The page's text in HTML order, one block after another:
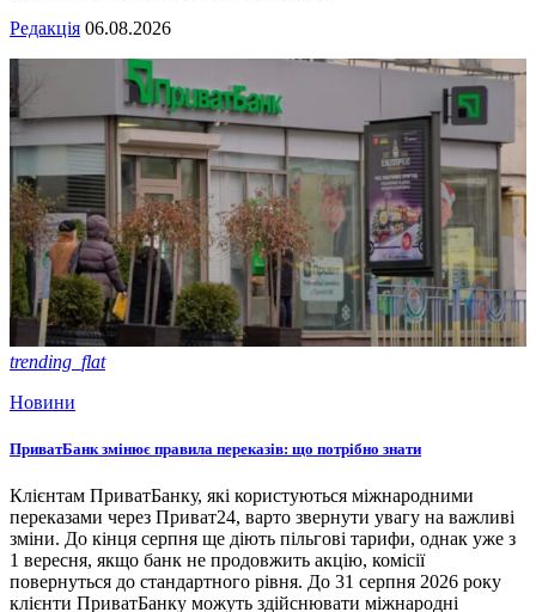
Редакція 06.08.2026
trending_flat
Новини
ПриватБанк змінює правила переказів: що потрібно знати
Клієнтам ПриватБанку, які користуються міжнародними
переказами через Приват24, варто звернути увагу на важливі
зміни. До кінця серпня ще діють пільгові тарифи, однак уже з
1 вересня, якщо банк не продовжить акцію, комісії
повернуться до стандартного рівня. До 31 серпня 2026 року
клієнти ПриватБанку можуть здійснювати міжнародні